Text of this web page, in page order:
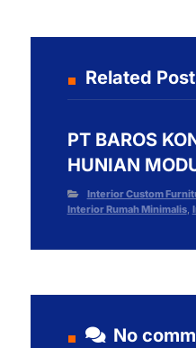
Related
PT BAROS
HUNIAN
Interior Custom
Interior Rumah Minimalis,
No